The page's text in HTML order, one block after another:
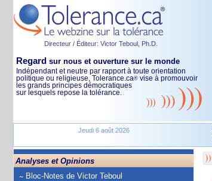
Directeur / Éditeur: Victor Teboul, Ph.D.
Regard sur nous et ouverture sur le monde
Indépendant et neutre par rapport à toute orientation
politique ou religieuse, Tolerance.ca® vise à promouvoir
les grands principes démocratiques
sur lesquels repose la tolérance.
Jeudi 6 août 2026
Analyses et Opinions
Bloc-Notes de Victor Teboul